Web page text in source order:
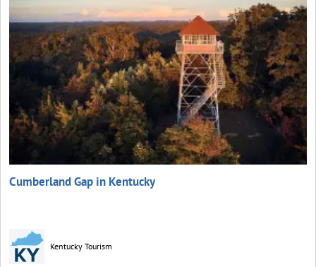
Cumberland Gap in Kentucky
Kentucky Tourism